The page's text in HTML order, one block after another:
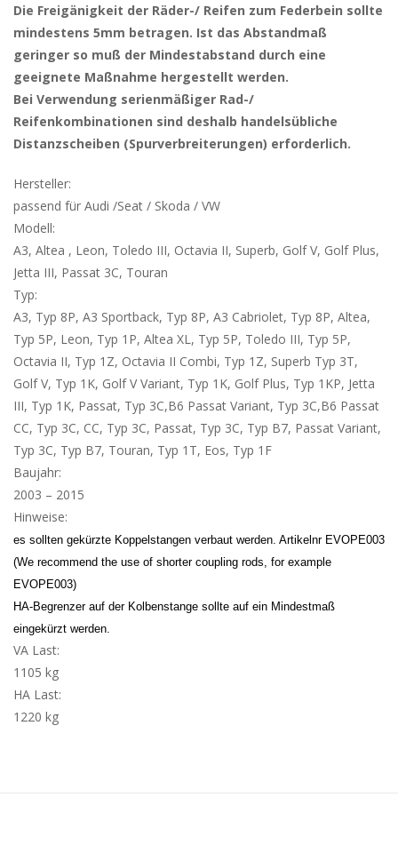
Die Freigänigkeit der Räder-/ Reifen zum Federbein sollte
mindestens 5mm betragen. Ist das Abstandmaß
geringer so muß der Mindestabstand durch eine
geeignete Maßnahme hergestellt werden.
Bei Verwendung serienmäßiger Rad-/
Reifenkombinationen sind deshalb handelsübliche
Distanzscheiben (Spurverbreiterungen) erforderlich.
Hersteller:
passend für Audi /Seat / Skoda / VW
Modell:
A3, Altea , Leon, Toledo III, Octavia II, Superb, Golf V, Golf Plus,
Jetta III, Passat 3C, Touran
Typ:
A3, Typ 8P, A3 Sportback, Typ 8P, A3 Cabriolet, Typ 8P, Altea,
Typ 5P, Leon, Typ 1P, Altea XL, Typ 5P, Toledo III, Typ 5P,
Octavia II, Typ 1Z, Octavia II Combi, Typ 1Z, Superb Typ 3T,
Golf V, Typ 1K, Golf V Variant, Typ 1K, Golf Plus, Typ 1KP, Jetta
III, Typ 1K, Passat, Typ 3C,B6 Passat Variant, Typ 3C,B6 Passat
CC, Typ 3C, CC, Typ 3C, Passat, Typ 3C, Typ B7, Passat Variant,
Typ 3C, Typ B7, Touran, Typ 1T, Eos, Typ 1F
Baujahr:
2003 – 2015
Hinweise:
es sollten gekürzte Koppelstangen verbaut werden. Artikelnr EVOPE003
(We recommend the use of shorter coupling rods, for example
EVOPE003)
HA-Begrenzer auf der Kolbenstange sollte auf ein Mindestmaß
eingekürzt werden.
VA Last:
1105 kg
HA Last:
1220 kg